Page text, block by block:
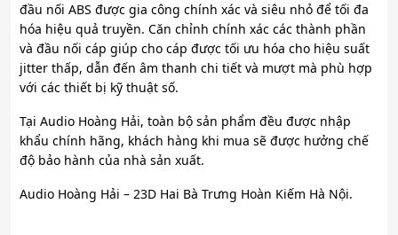
đầu nối ABS được gia công chính xác và siêu nhỏ để tối đa
hóa hiệu quả truyền. Căn chỉnh chính xác các thành phần
và đầu nối cáp giúp cho cáp được tối ưu hóa cho hiệu suất
jitter thấp, dẫn đến âm thanh chi tiết và mượt mà phù hợp
với các thiết bị kỹ thuật số.
Tại Audio Hoàng Hải, toàn bộ sản phẩm đều được nhập
khẩu chính hãng, khách hàng khi mua sẽ được hưởng chế
độ bảo hành của nhà sản xuất.
Audio Hoàng Hải – 23D Hai Bà Trưng Hoàn Kiếm Hà Nội.